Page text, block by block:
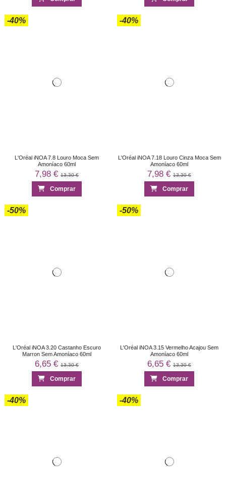
-40%
L'Oréal iNOA 7.8 Louro Moca Sem
Amoníaco 60ml
7,98 € 13,30 €
Comprar
-40%
L'Oréal iNOA 7.18 Louro Cinza Moca Sem
Amoníaco 60ml
7,98 € 13,30 €
Comprar
-50%
L'Oréal iNOA 3.20 Castanho Escuro
Marron Sem Amoníaco 60ml
6,65 € 13,30 €
Comprar
-50%
L'Oréal iNOA 3.15 Vermelho Acajou Sem
Amoníaco 60ml
6,65 € 13,30 €
Comprar
-40% -40%